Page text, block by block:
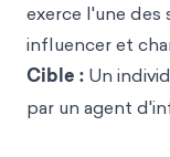
exerce l'une des
influencer et
Cible : Un
par un agent